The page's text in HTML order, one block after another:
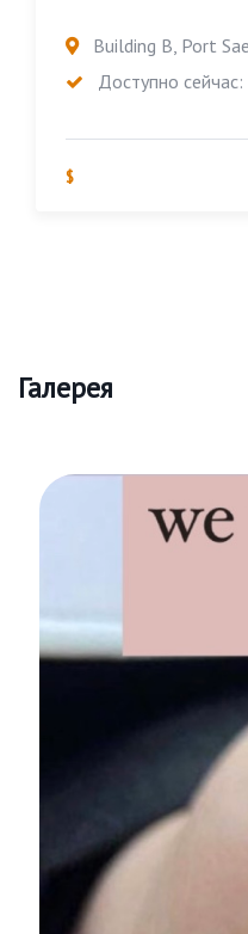
Building B, Port
Доступно
$
Галерея